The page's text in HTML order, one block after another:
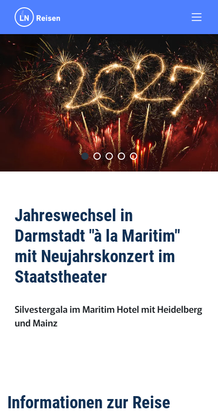
Jahreswechsel in
Darmstadt "à la Maritim"
mit Neujahrskonzert im
Staatstheater
Silvestergala im Maritim Hotel mit Heidelberg
und Mainz
Informationen zur Reise